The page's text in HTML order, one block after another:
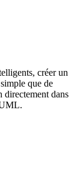
créer un
que de
directement dans